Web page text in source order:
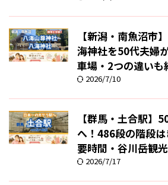
【新潟・南魚沼市
海神社を50代夫婦
車場・2つの違いも
2026/7/10
【群馬・土合駅】
へ！486段の階段
要時間・谷川岳観
2026/7/17